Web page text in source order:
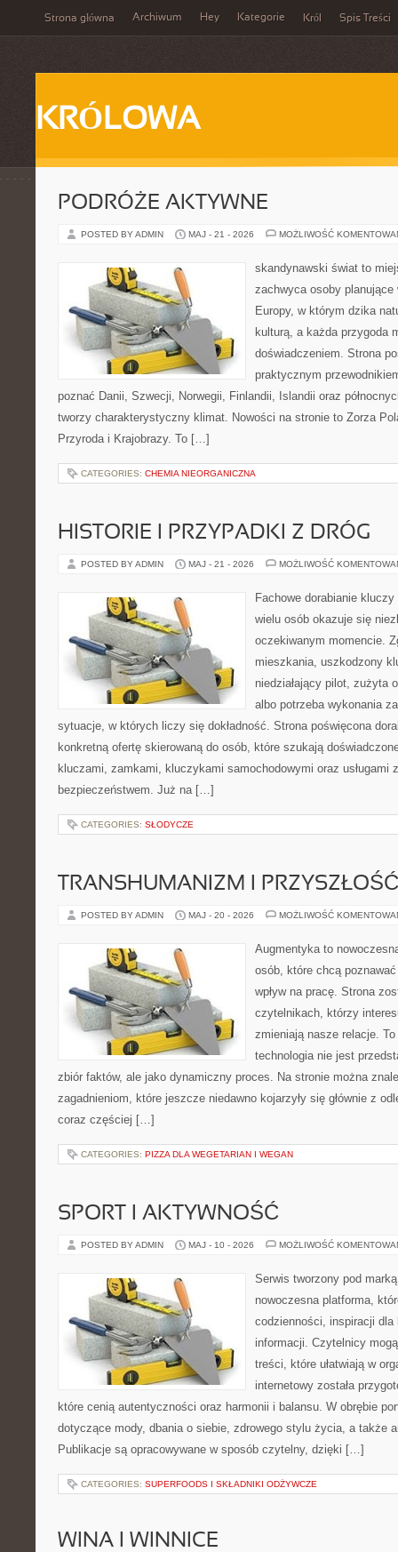
Strona główna Archiwum Hey Kategorie Król Spis Treści
KRÓLOWA
PODRÓŻE AKTYWNE
POSTED BY ADMIN MAJ - 21 - 2026 MOŻLIWOŚĆ
skandynawski świat to
zachwyca osoby planujące
Europy, w którym dzika
kulturą, a każda przygoda
doświadczeniem. Strona
praktycznym
poznać Danii, Szwecji, Norwegii, Finlandii, Islandii oraz
tworzy charakterystyczny klimat. Nowości na stronie to Zorza
Przyroda i Krajobrazy. To […]
CATEGORIES: CHEMIA NIEORGANICZNA
HISTORIE I PRZYPADKI Z DRÓG
POSTED BY ADMIN MAJ - 21 - 2026 MOŻLIWOŚĆ
Fachowe dorabianie
wielu osób okazuje się
oczekiwanym momencie.
mieszkania, uszkodzony
niedziałający pilot, zużyta
albo potrzeba wykonania
sytuacje, w których liczy się dokładność. Strona poświęcona
konkretną ofertę skierowaną do osób, które szukają
kluczami, zamkami, kluczykami samochodowymi oraz usługami
bezpieczeństwem. Już na […]
CATEGORIES: SŁODYCZE
TRANSHUMANIZM I
POSTED BY ADMIN MAJ - 20 - 2026 MOŻLIWOŚĆ
Augmentyka to
osób, które chcą
wpływ na pracę. Strona
czytelnikach, którzy
zmieniają nasze relacje.
technologia nie jest
zbiór faktów, ale jako dynamiczny proces. Na stronie można
zagadnieniom, które jeszcze niedawno kojarzyły się głównie z
coraz częściej […]
CATEGORIES: PIZZA DLA WEGETARIAN I WEGAN
SPORT I AKTYWNOŚĆ
POSTED BY ADMIN MAJ - 10 - 2026 MOŻLIWOŚĆ
Serwis tworzony pod
nowoczesna platforma,
codzienności, inspiracji
informacji. Czytelnicy
treści, które ułatwiają w
internetowy została
które cenią autentyczności oraz harmonii i balansu. W obrębie
dotyczące mody, dbania o siebie, zdrowego stylu życia, a także
Publikacje są opracowywane w sposób czytelny, dzięki […]
CATEGORIES: SUPERFOODS I SKŁADNIKI ODŻYWCZE
WINA I WINNICE